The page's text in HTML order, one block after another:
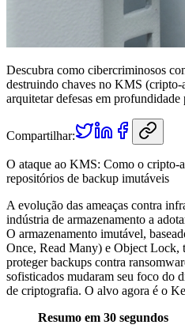
Descubra como cibercriminosos
destruindo chaves no KMS (cripto-
arquitetar defesas em profundidade
Compartilhar:
O ataque ao KMS: Como o cripto-
repositórios de backup imutáveis
A evolução das ameaças contra
indústria de armazenamento a
O armazenamento imutável,
Once, Read Many) e Object Lock,
proteger backups contra
sofisticados mudaram seu foco do
de criptografia. O alvo agora é o
Resumo em 30 segundos